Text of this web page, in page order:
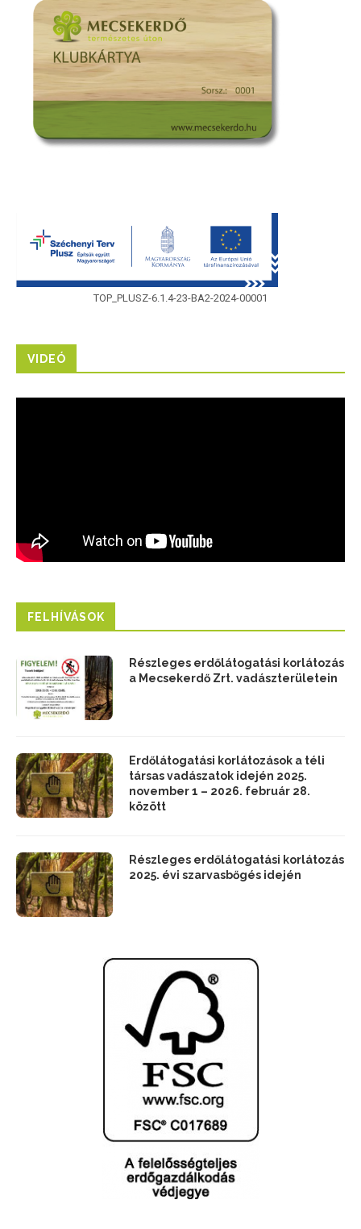
TOP_PLUSZ-6.1.4-23-BA2-2024-00001
VIDEÓ
FELHÍVÁSOK
Részleges erdőlátogatási korlátozás
a Mecsekerdő Zrt. vadászterületein
Erdőlátogatási korlátozások a téli
társas vadászatok idején 2025.
november 1 – 2026. február 28.
között
Részleges erdőlátogatási korlátozás
2025. évi szarvasbőgés idején